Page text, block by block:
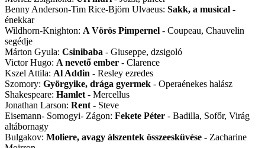
Benny Anderson-Tim Rice-Björn Ulvaeus: Sakk, a musical -
énekkar
Wildhorn-Knighton: A Vörös Pimpernel - Coupeau, Chauvelin
segédje
Márton Gyula: Csinibaba - Giuseppe, dzsigoló
Victor Hugo: A nevető ember - Clarence
Kszel Attila: Al Addin - Resley ezredes
Szomory: Györgyike, drága gyermek - Operaénekes halász
Shakespeare: Hamlet - Mercellus
Jonathan Larson: Rent - Steve
Eisemann- Somogyi- Zágon: Fekete Péter - Badilla, Sofőr, Virág
altábornagy
Bulgakov: Moliere, avagy álszentek összeesküvése - Zacharine